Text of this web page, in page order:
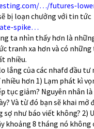
…/futures-
bị loạn chưởng với tin tức
spike…
ta nhìn thấy hơn là
tranh xa hơn và có
nhiều.
của các nhafd đầu tư
hơn 1) Lạm phát kì
tục giảm? Nguyên nhân
Và từ đó bạn sẽ khai
như báo viết không? 2)
khoảng 8 tháng nó